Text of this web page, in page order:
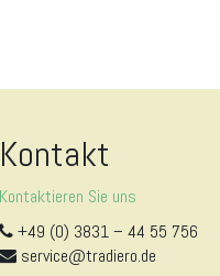
Kontakt
Kontaktieren Sie uns
+49 (0) 3831 – 44 55 756
service@tradiero.de